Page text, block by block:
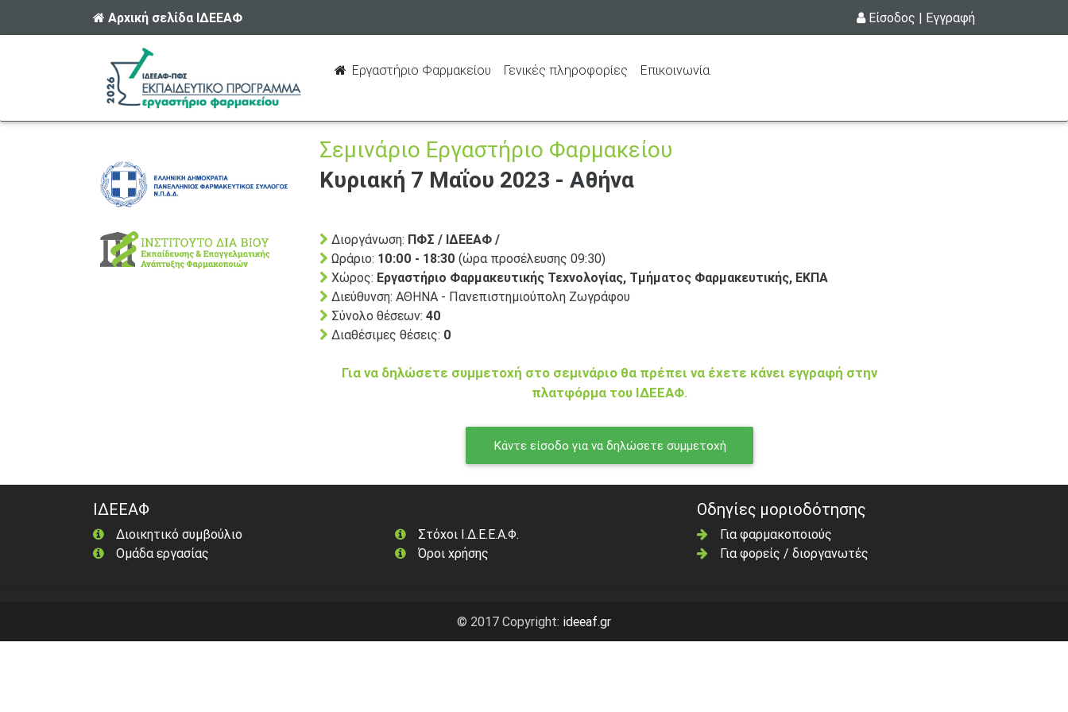
Αρχική σελίδα ΙΔΕΕΑΦ Είσοδος | Εγγραφή
Εργαστήριο Φαρμακείου(current)
Γενικές πληροφορίες Επικοινωνία
Σεμινάριο Εργαστήριο Φαρμακείου
Κυριακή 7 Μαΐου 2023 - Αθήνα
Διοργάνωση: ΠΦΣ / ΙΔΕΕΑΦ /
Ωράριο: 10:00 - 18:30 (ώρα προσέλευσης 09:30)
Χώρος: Εργαστήριο Φαρμακευτικής Τεχνολογίας, Τμήματος Φαρμακευτικής, ΕΚΠΑ
Διεύθυνση: ΑΘΗΝΑ - Πανεπιστημιούπολη Ζωγράφου
Σύνολο θέσεων: 40
Διαθέσιμες θέσεις: 0
Για να δηλώσετε συμμετοχή στο σεμινάριο θα πρέπει να έχετε κάνει εγγραφή στην
πλατφόρμα του ΙΔΕΕΑΦ.
Κάντε είσοδο για να δηλώσετε συμμετοχή
ΙΔΕΕΑΦ
Διοικητικό συμβούλιο
Ομάδα εργασίας
Στόχοι Ι.Δ.Ε.Ε.Α.Φ.
Όροι χρήσης
Οδηγίες μοριοδότησης
Για φαρμακοποιούς
Για φορείς / διοργανωτές
© 2017 Copyright: ideeaf.gr